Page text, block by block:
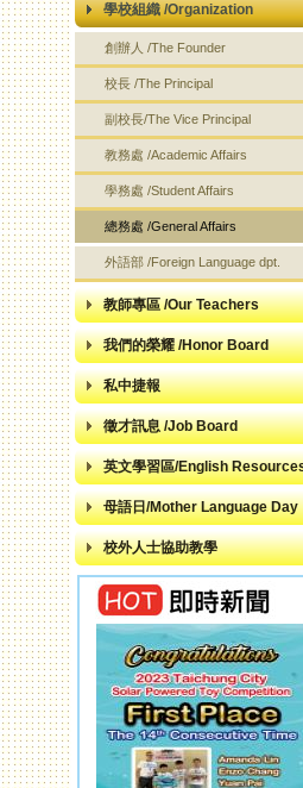
學校組織 /Organization
創辦人 /The Founder
校長 /The Principal
副校長/The Vice Principal
教務處 /Academic Affairs
學務處 /Student Affairs
總務處 /General Affairs
外語部 /Foreign Language dpt.
教師專區 /Our Teachers
我們的榮耀 /Honor Board
私中捷報
徵才訊息 /Job Board
英文學習區/English
母語日/Mother Language Day
校外人士協助教學